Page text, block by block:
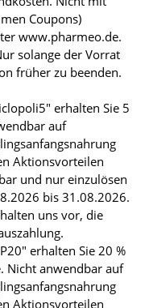
Coupons)
www.pharmeo.de.
solange der Vorrat
früher zu beenden.
erhalten Sie 5
auf
Aktionsvorteilen
und nur einzulösen
bis 31.08.2026.
uns vor, die
erhalten Sie 20 %
Nicht anwendbar auf
Aktionsvorteilen